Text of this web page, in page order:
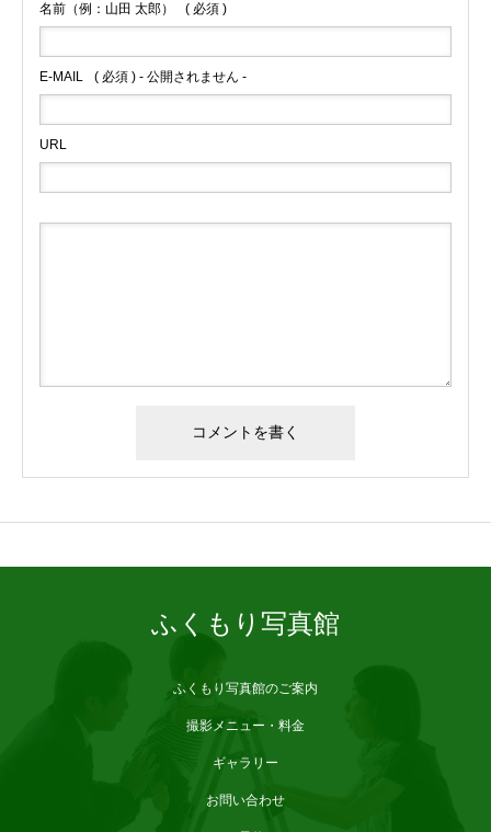
名前（例：山田 太郎） ( 必須 )
E-MAIL ( 必須 ) - 公開されません -
URL
ふくもり写真館
ふくもり写真館のご案内
撮影メニュー・料金
ギャラリー
お問い合わせ